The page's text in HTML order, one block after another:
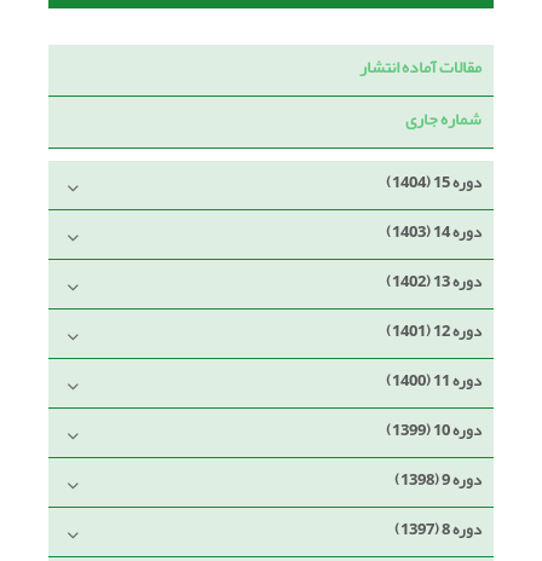
مقالات آماده انتشار
شماره جاری
دوره 15 (1404)
دوره 14 (1403)
دوره 13 (1402)
دوره 12 (1401)
دوره 11 (1400)
دوره 10 (1399)
دوره 9 (1398)
دوره 8 (1397)